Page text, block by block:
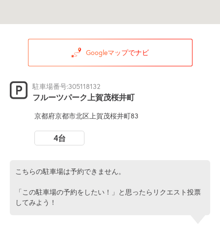
Googleマップでナビ
駐車場番号:305118132
フルーツパーク上賀茂桜井町
京都府京都市北区上賀茂桜井町83
4台
こちらの駐車場は予約できません。
「この駐車場の予約をしたい！」と思ったらリクエスト投票
してみよう！